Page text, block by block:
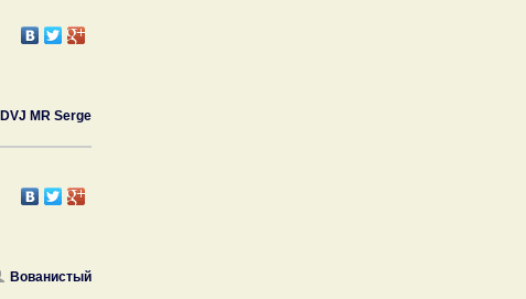
DVJ MR Serge
Вованистый